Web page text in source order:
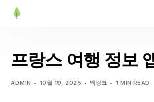
프랑스 여행 정보
ADMIN 10월 19, 2025 백링크 1 MIN READ